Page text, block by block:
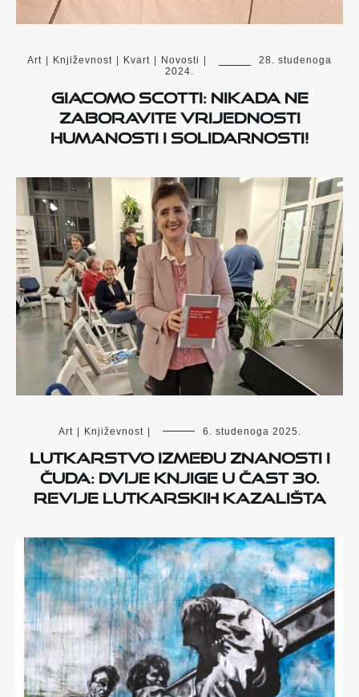
Art Književnost Kvart Novosti
28. studenoga
2024.
Giacomo Scotti: Nikada ne
zaboravite vrijednosti
humanosti i solidarnosti!
Art Književnost 6. studenoga 2025.
Lutkarstvo između znanosti i
čuda: dvije knjige u čast 30.
Revije lutkarskih kazališta